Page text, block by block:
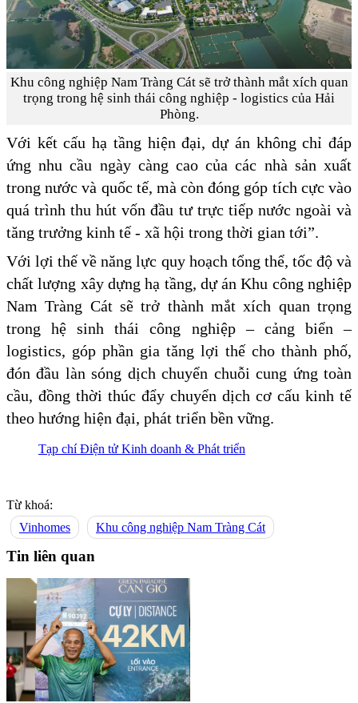
Khu công nghiệp Nam Tràng Cát sẽ trở thành mắt xích quan
trọng trong hệ sinh thái công nghiệp - logistics của Hải
Phòng.
Với kết cấu hạ tầng hiện đại, dự án không chỉ đáp
ứng nhu cầu ngày càng cao của các nhà sản xuất
trong nước và quốc tế, mà còn đóng góp tích cực vào
quá trình thu hút vốn đầu tư trực tiếp nước ngoài và
tăng trưởng kinh tế - xã hội trong thời gian tới”.
Với lợi thế về năng lực quy hoạch tổng thể, tốc độ và
chất lượng xây dựng hạ tầng, dự án Khu công nghiệp
Nam Tràng Cát sẽ trở thành mắt xích quan trọng
trong hệ sinh thái công nghiệp – cảng biển –
logistics, góp phần gia tăng lợi thế cho thành phố,
đón đầu làn sóng dịch chuyển chuỗi cung ứng toàn
cầu, đồng thời thúc đẩy chuyển dịch cơ cấu kinh tế
theo hướng hiện đại, phát triển bền vững.
Tạp chí Điện tử Kinh doanh & Phát triển
Từ khoá:
Vinhomes
Khu công nghiệp Nam Tràng Cát
Tin liên quan